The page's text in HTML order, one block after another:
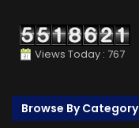
Views Today : 767
Browse By Category